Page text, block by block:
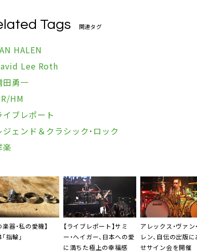
Tags 関連タグ
HALEN
Lee Roth
田勇一
HM
イブレポート
ェンド＆クラシック・ロック
楽
楽器・私の愛機】
指輪」
【ライブレポート】サミ
ー・ヘイガー、日本への愛
に満ちた極上の幸福感
アレックス・ヴァン
レン、自伝の出版に
せサイン会を開催